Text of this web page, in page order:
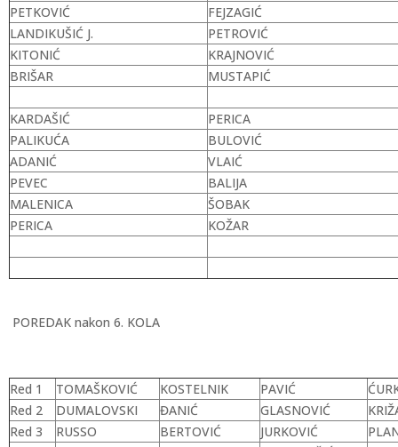
PETKOVIĆ
FEJZAGIĆ
LANDIKUŠIĆ J.
PETROVIĆ
KITONIĆ
KRAJNOVIĆ
BRIŠAR
MUSTAPIĆ
KARDAŠIĆ
PERICA
PALIKUĆA
BULOVIĆ
ADANIĆ
VLAIĆ
PEVEC
BALIJA
MALENICA
ŠOBAK
PERICA
KOŽAR
POREDAK nakon 6. KOLA
Red 1 TOMAŠKOVIĆ KOSTELNIK PAVIĆ
Red 2
DUMALOVSKI ĐANIĆ GLASNOVIĆ
Red 3
RUSSO BERTOVIĆ JURKOVIĆ